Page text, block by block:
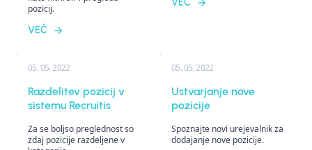
pozicij.
VEČ
VEČ
05. 05. 2022
Razdelitev pozicij v
sistemu Recruitis
Za se boljso preglednost so
zdaj pozicije razdeljene v
05. 05. 2022
Ustvarjanje nove
pozicije
Spoznajte novi urejevalnik za
dodajanje nove pozicije.